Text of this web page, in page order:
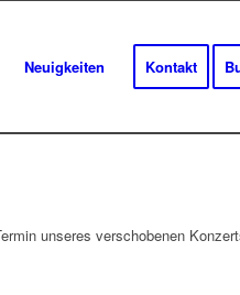
Neuigkeiten Kontakt
unseres verschobenen